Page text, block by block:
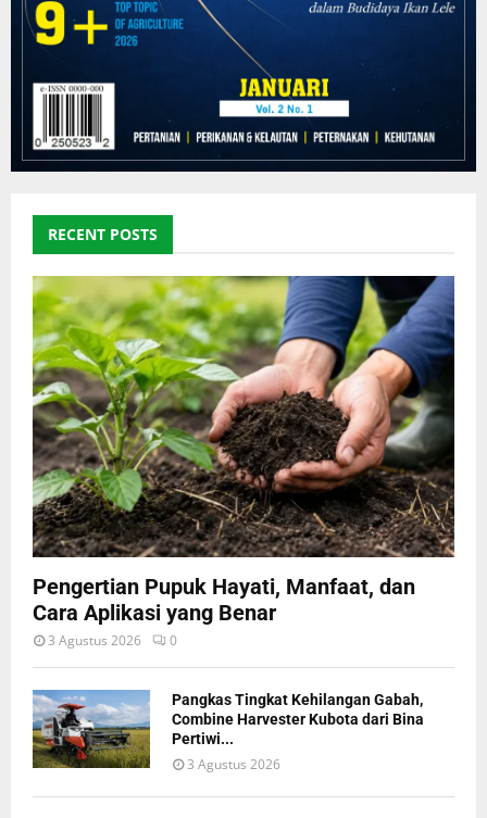
RECENT POSTS
Pengertian Pupuk Hayati, Manfaat, dan
Cara Aplikasi yang Benar
3 Agustus 2026 0
Pangkas Tingkat Kehilangan Gabah,
Combine Harvester Kubota dari Bina
Pertiwi...
3 Agustus 2026